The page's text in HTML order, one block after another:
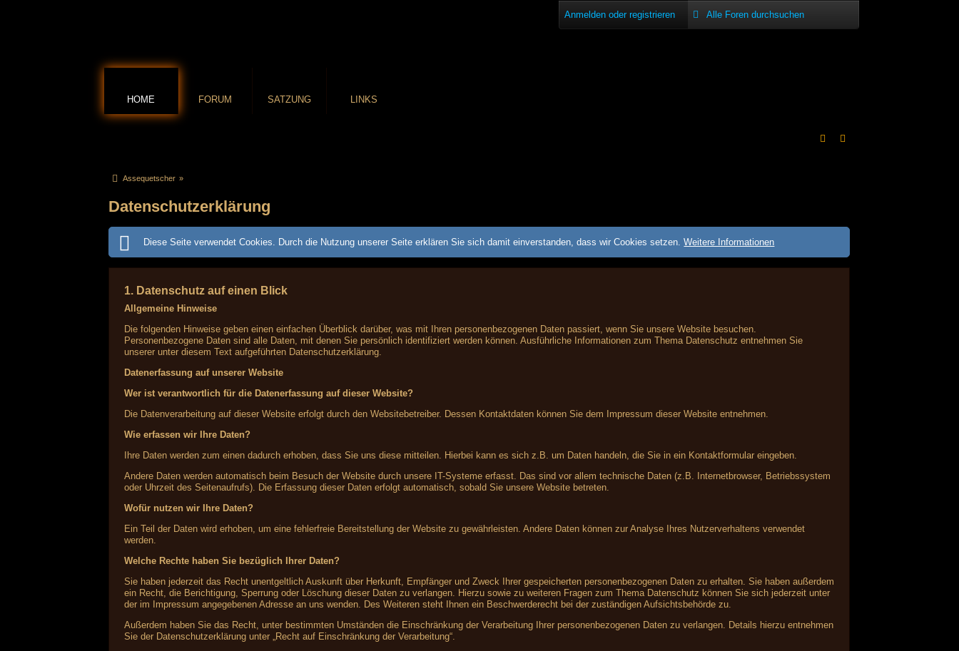
Anmelden oder registrieren
HOME FORUM SATZUNG LINKS
Assequetscher »
Datenschutzerklärung
Diese Seite verwendet Cookies. Durch die Nutzung unserer Seite erklären Sie sich damit einverstanden, dass wir Cookies setzen.Weitere Informationen
1. Datenschutz auf einen Blick
Allgemeine Hinweise
Die folgenden Hinweise geben einen einfachen Überblick darüber, was mit Ihren personenbezogenen Daten passiert, wenn Sie unsere Website besuchen.
Personenbezogene Daten sind alle Daten, mit denen Sie persönlich identifiziert werden können. Ausführliche Informationen zum Thema Datenschutz entnehmen Sie
unserer unter diesem Text aufgeführten Datenschutzerklärung.
Datenerfassung auf unserer Website
Wer ist verantwortlich für die Datenerfassung auf dieser Website?
Die Datenverarbeitung auf dieser Website erfolgt durch den Websitebetreiber. Dessen Kontaktdaten können Sie dem Impressum dieser Website entnehmen.
Wie erfassen wir Ihre Daten?
Ihre Daten werden zum einen dadurch erhoben, dass Sie uns diese mitteilen. Hierbei kann es sich z.B. um Daten handeln, die Sie in ein Kontaktformular eingeben.
Andere Daten werden automatisch beim Besuch der Website durch unsere IT-Systeme erfasst. Das sind vor allem technische Daten (z.B. Internetbrowser, Betriebssystem
oder Uhrzeit des Seitenaufrufs). Die Erfassung dieser Daten erfolgt automatisch, sobald Sie unsere Website betreten.
Wofür nutzen wir Ihre Daten?
Ein Teil der Daten wird erhoben, um eine fehlerfreie Bereitstellung der Website zu gewährleisten. Andere Daten können zur Analyse Ihres Nutzerverhaltens verwendet
werden.
Welche Rechte haben Sie bezüglich Ihrer Daten?
Sie haben jederzeit das Recht unentgeltlich Auskunft über Herkunft, Empfänger und Zweck Ihrer gespeicherten personenbezogenen Daten zu erhalten. Sie haben außerdem
ein Recht, die Berichtigung, Sperrung oder Löschung dieser Daten zu verlangen. Hierzu sowie zu weiteren Fragen zum Thema Datenschutz können Sie sich jederzeit unter
der im Impressum angegebenen Adresse an uns wenden. Des Weiteren steht Ihnen ein Beschwerderecht bei der zuständigen Aufsichtsbehörde zu.
Außerdem haben Sie das Recht, unter bestimmten Umständen die Einschränkung der Verarbeitung Ihrer personenbezogenen Daten zu verlangen. Details hierzu entnehmen
Sie der Datenschutzerklärung unter „Recht auf Einschränkung der Verarbeitung“.